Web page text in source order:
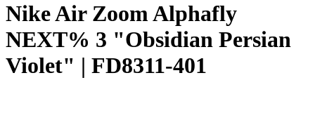
NikeAir Zoom Alphafly
NEXT% 3 "Obsidian Persian
Violet" | FD8311-401